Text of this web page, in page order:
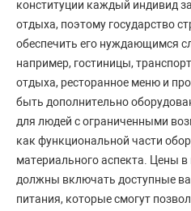
конституции каждый индивид
отдыха, поэтому государство
обеспечить его нуждающимся
например, гостиницы,
отдыха, ресторанное меню и
быть дополнительно
для людей с ограниченными
как функциональной части
материального аспекта. Цены
должны включать доступные
питания, которые смогут